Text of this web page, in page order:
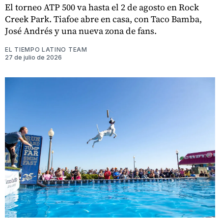
El torneo ATP 500 va hasta el 2 de agosto en Rock
Creek Park. Tiafoe abre en casa, con Taco Bamba,
José Andrés y una nueva zona de fans.
EL TIEMPO LATINO TEAM
27 de julio de 2026